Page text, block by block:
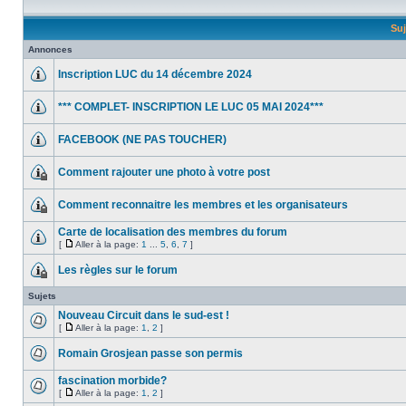
Annonces
Inscription LUC du 14 décembre 2024
*** COMPLET- INSCRIPTION LE LUC 05 MAI 2024***
FACEBOOK (NE PAS TOUCHER)
Comment rajouter une photo à votre post
Comment reconnaitre les membres et les organisateurs
Carte de localisation des membres du forum
[ Aller à la page: 1 5 6 7 ]
Les règles sur le forum
Sujets
Nouveau Circuit dans le sud-est !
[ Aller à la page: 1 2 ]
Romain Grosjean passe son permis
fascination morbide?
[ Aller à la page: 1 2 ]